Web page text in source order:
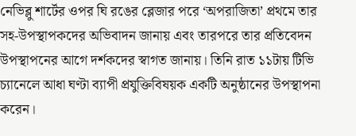
নেভিব্লু শার্টের ওপর ঘি রঙের ব্লেজার পরে ‘অপরাজিতা’ প্রথমে তার
সহ-উপস্থাপকদের অভিবাদন জানায় এবং তারপরে তার প্রতিবেদন
উপস্থাপনের আগে দর্শকদের স্বাগত জানায়। তিনি রাত ১১টায় টিভি
চ্যানেলে আধা ঘণ্টা ব্যাপী প্রযুক্তিবিষয়ক একটি অনুষ্ঠানের উপস্থাপনা
করেন।